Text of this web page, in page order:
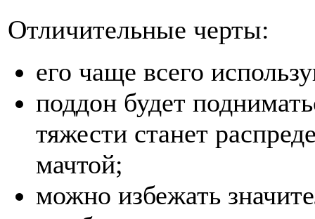
Отличительные черты:
его чаще всего
поддон будет
тяжести станет
мачтой;
можно избежать